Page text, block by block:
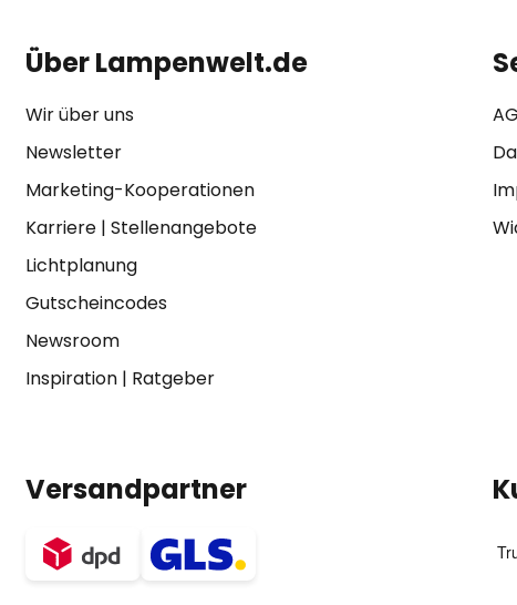
Über Lampenwelt.de
Wir über uns
Newsletter
Marketing-Kooperationen
Karriere| Stellenangebote
Lichtplanung
Gutscheincodes
Newsroom
Inspiration| Ratgeber
Versandpartner